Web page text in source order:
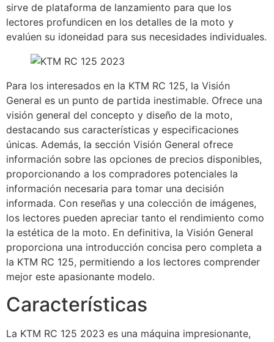
sirve de plataforma de lanzamiento para que los
lectores profundicen en los detalles de la moto y
evalúen su idoneidad para sus necesidades individuales.
Para los interesados en la KTM RC 125, la Visión
General es un punto de partida inestimable. Ofrece una
visión general del concepto y diseño de la moto,
destacando sus características y especificaciones
únicas. Además, la sección Visión General ofrece
información sobre las opciones de precios disponibles,
proporcionando a los compradores potenciales la
información necesaria para tomar una decisión
informada. Con reseñas y una colección de imágenes,
los lectores pueden apreciar tanto el rendimiento como
la estética de la moto. En definitiva, la Visión General
proporciona una introducción concisa pero completa a
la KTM RC 125, permitiendo a los lectores comprender
mejor este apasionante modelo.
Características
La KTM RC 125 2023 es una máquina impresionante,